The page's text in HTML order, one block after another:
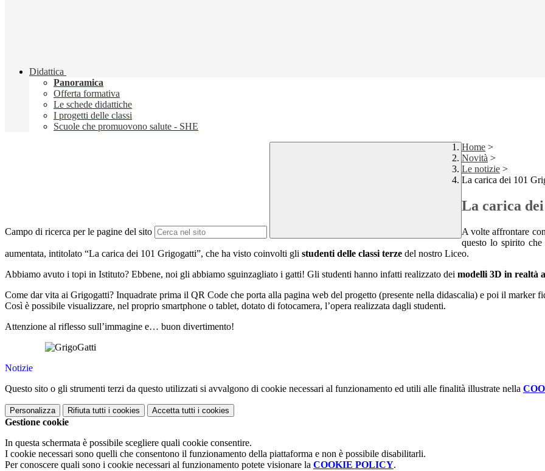
Didattica
Panoramica
Offerta formativa
Le schede didattiche
I progetti delle classi
Scuole che promuovono salute - SHE
Campo di ricerca per le pagine del sito
Home >
Novità >
Le notizie >
La carica dei 101
La carica
A volte affrontare
questo lo spirito
aumentata, intitolato “La carica dei 101 Grigogatti”, che ha visto coinvolti gli studenti delle classi terze del nostro Liceo.
Abbiamo avuto i topi in Istituto? Ebbene, noi gli abbiamo sguinzagliato i gatti! Gli studenti hanno infatti realizzato dei modelli 3D in realtà
Come dar vita ai Grigogatti? Inquadrate prima il QR Code che porta alla pagina web del progetto (presente nella didascalia) e poi il marker
Così è possibile visualizzare, nel proprio smartphone o tablet, dotato di fotocamera, l’opera realizzata dagli studenti.
Attenzione al riflesso sull’immagine e… buon divertimento!
Notizie
Questo sito o gli strumenti terzi da questo utilizzati si avvalgono di cookie necessari al funzionamento ed utili alle finalità illustrate nella
Personalizza Rifiuta tutti i cookies Accetta tutti i cookies
Gestione cookie
In questa schermata è possibile scegliere quali cookie consentire.
I cookie necessari sono quelli che consentono il funzionamento della piattaforma e non è possibile disabilitarli.
Per conoscere quali sono i cookie necessari al funzionamento potete visionare la COOKIE POLICY.